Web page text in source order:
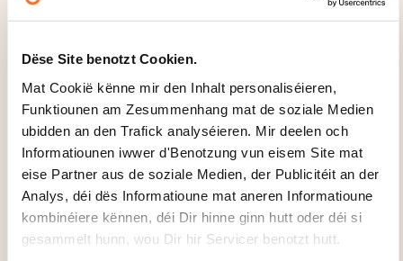
Dëse Site benotzt Cookien.
Mat Cookië kënne mir den Inhalt personaliséieren,
Funktiounen am Zesummenhang mat de soziale Medien
ubidden an den Trafick analyséieren. Mir deelen och
Informatiounen iwwer d'Benotzung vun eisem Site mat
eise Partner aus de soziale Medien, der Publicitéit an der
Analys, déi dës Informatioune mat aneren Informatioune
kombinéiere kënnen, déi Dir hinne ginn hutt oder déi si
gesammelt hunn, wou Dir hir Servicer benotzt hutt.
IECH INTERESSÉIEREN
FR